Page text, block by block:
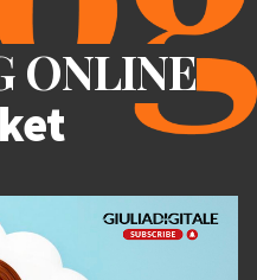
ONLINE